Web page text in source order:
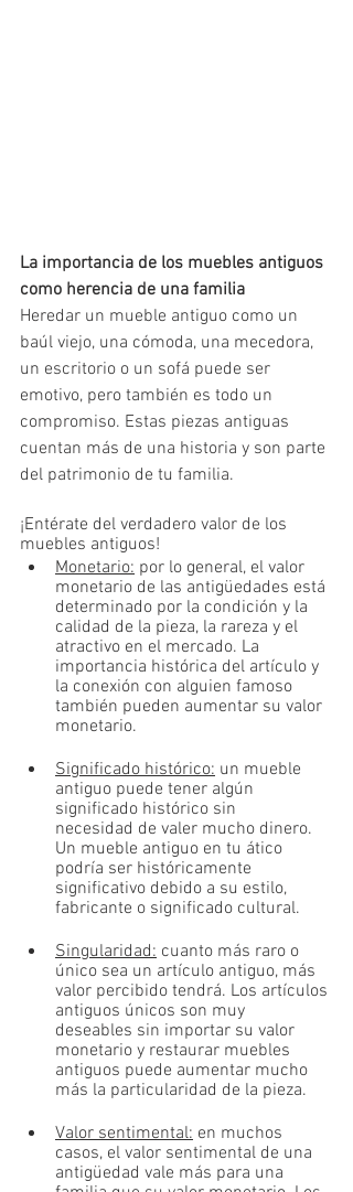
La importancia de los muebles antiguos
como herencia de una familia
Heredar un mueble antiguo como un
baúl viejo, una cómoda, una mecedora,
un escritorio o un sofá puede ser
emotivo, pero también es todo un
compromiso. Estas piezas antiguas
cuentan más de una historia y son parte
del patrimonio de tu familia.
¡Entérate del verdadero valor de los
muebles antiguos!
Monetario: por lo general, el valor
monetario de las antigüedades está
determinado por la condición y la
calidad de la pieza, la rareza y el
atractivo en el mercado. La
importancia histórica del artículo y
la conexión con alguien famoso
también pueden aumentar su valor
monetario.
Significado histórico: un mueble
antiguo puede tener algún
significado histórico sin
necesidad de valer mucho dinero.
Un mueble antiguo en tu ático
podría ser históricamente
significativo debido a su estilo,
fabricante o significado cultural.
Singularidad: cuanto más raro o
único sea un artículo antiguo, más
valor percibido tendrá. Los artículos
antiguos únicos son muy
deseables sin importar su valor
monetario y restaurar muebles
antiguos puede aumentar mucho
más la particularidad de la pieza.
Valor sentimental: en muchos
casos, el valor sentimental de una
antigüedad vale más para una